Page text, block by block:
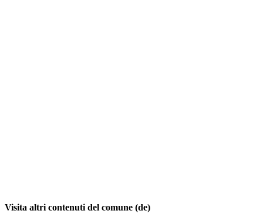
Visita altri contenuti del comune (de)